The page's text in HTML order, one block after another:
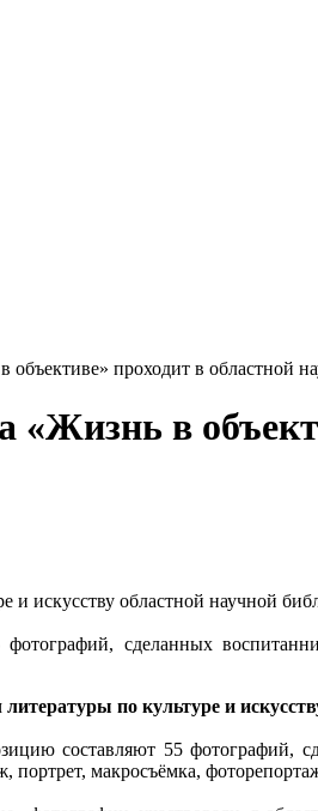
проходит в областной
«Жизнь в
и искусству областной научной
сделанных
литературы по культуре и
составляют 55 фотографий,
портрет, макросъёмка,